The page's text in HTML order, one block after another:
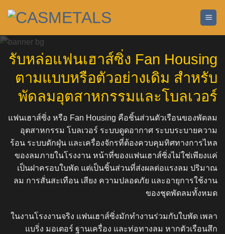
ไป
เนื้อหา
รับหล่อแฟนเฮาส์ซิ่ง Fan Housing
ตามแบบหรือตัวอย่างเดิม สำหรับ
พัดลมอุตสาหกรรมและโบลเวอร์
แฟนเฮาส์ซิ่ง หรือ Fan Housing คือชิ้นส่วนตัวเรือนของพัดลม
อุตสาหกรรม โบลเวอร์ ระบบดูดอากาศ ระบบระบายความ
ร้อน ระบบดักฝุ่น และเครื่องจักรที่ต้องควบคุมทิศทางการไหล
ของลมภายในโรงงาน หน้าที่ของแฟนเฮาส์ซิ่งไม่ใช่เพียงแค่
เป็นฝาครอบใบพัด แต่เป็นชิ้นส่วนที่ส่งผลต่อแรงลม ปริมาณ
ลม การสั่นสะเทือน เสียง ความปลอดภัย และอายุการใช้งาน
ของชุดพัดลมทั้งหมด
ในงานโรงงานจริง แฟนเฮาส์ซิ่งมักทำงานร่วมกับใบพัด เพลา
แบริ่ง มอเตอร์ ฐานเครื่อง และท่อทางลม หากตัวเรือนสึก